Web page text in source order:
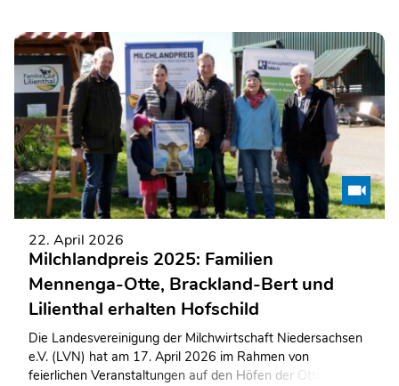
22. April 2026
Milchlandpreis 2025: Familien
Mennenga-Otte, Brackland-Bert und
Lilienthal erhalten Hofschild
Die Landesvereinigung der Milchwirtschaft Niedersachsen
e.V. (LVN) hat am 17. April 2026 im Rahmen von
feierlichen Veranstaltungen auf den Höfen der Otte-